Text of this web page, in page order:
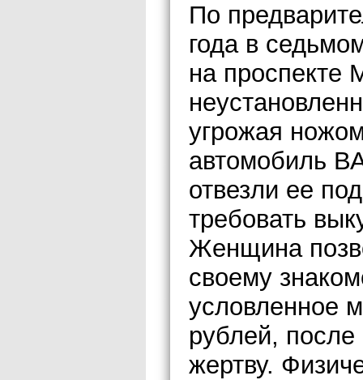
По
года в
на проспекте
угрожая
автомобиль
отвезли ее
требовать
Женщина
своему
условленное
рублей, после
жертву.